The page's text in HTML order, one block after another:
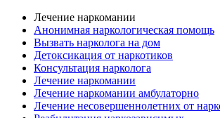
Лечение наркомании
Анонимная наркологическая помощь
Вызвать нарколога на дом
Детоксикация от наркотиков
Консультация нарколога
Лечение наркомании
Лечение наркомании амбулаторно
Лечение несовершеннолетних от